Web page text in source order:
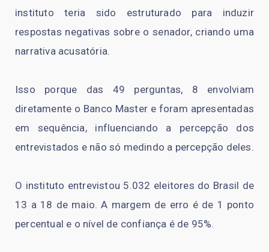
instituto teria sido estruturado para induzir
respostas negativas sobre o senador, criando uma
narrativa acusatória.
Isso porque das 49 perguntas, 8 envolviam
diretamente o Banco Master e foram apresentadas
em sequência, influenciando a percepção dos
entrevistados e não só medindo a percepção deles.
O instituto entrevistou 5.032 eleitores do Brasil de
13 a 18 de maio. A margem de erro é de 1 ponto
percentual e o nível de confiança é de 95%.